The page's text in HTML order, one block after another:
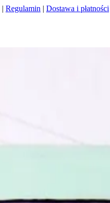
| Regulamin | Dostawa i płatności